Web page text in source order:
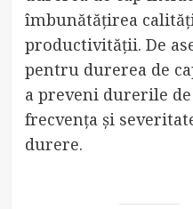
îmbunătățirea
productivității. De
pentru durerea de
a preveni durerile
frecvența și
durere.